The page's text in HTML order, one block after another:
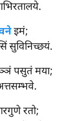
इमं;
सुविनिच्छयं.
पसुतं मया;
रतो;